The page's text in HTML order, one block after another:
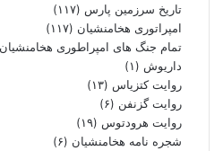
تاریخ سرزمین پارس (۱۱۷)
امپراتوری هخامنشیان (۱۱۷)
تمام جنگ های امپراطوری هخامنشیان
داریوش (۱)
روایت کتزیاس (۱۳)
روایت گزنفن (۶)
روایت هرودتوس (۱۹)
شجره نامه هخامنشیان (۶)